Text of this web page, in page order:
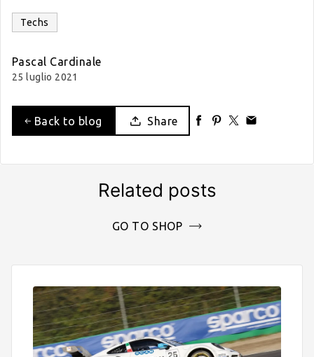
Techs
Pascal Cardinale
25 luglio 2021
Back to blog Share
Related posts
GO TO SHOP